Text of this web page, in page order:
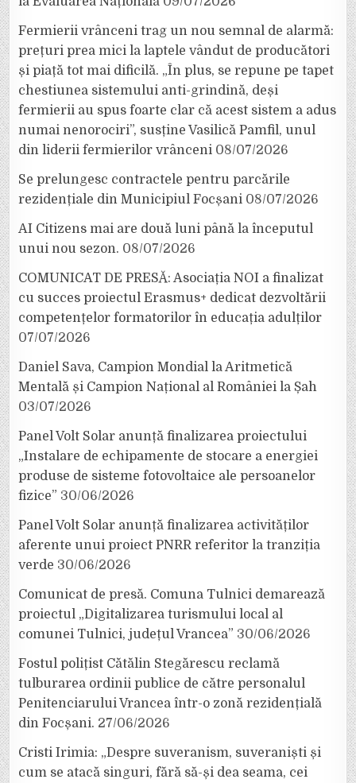
Fermierii vrânceni trag un nou semnal de alarmă:
prețuri prea mici la laptele vândut de producători
și piață tot mai dificilă. „În plus, se repune pe tapet
chestiunea sistemului anti-grindină, deși
fermierii au spus foarte clar că acest sistem a adus
numai nenorociri”, susține Vasilică Pamfil, unul
din liderii fermierilor vrânceni 08/07/2026
Se prelungesc contractele pentru parcările
rezidențiale din Municipiul Focșani 08/07/2026
AI Citizens mai are două luni până la începutul
unui nou sezon. 08/07/2026
COMUNICAT DE PRESĂ: Asociația NOI a finalizat
cu succes proiectul Erasmus+ dedicat dezvoltării
competențelor formatorilor în educația adulților
07/07/2026
Daniel Sava, Campion Mondial la Aritmetică
Mentală și Campion Național al României la Șah
03/07/2026
Panel Volt Solar anunță finalizarea proiectului
„Instalare de echipamente de stocare a energiei
produse de sisteme fotovoltaice ale persoanelor
fizice” 30/06/2026
Panel Volt Solar anunță finalizarea activităților
aferente unui proiect PNRR referitor la tranziția
verde 30/06/2026
Comunicat de presă. Comuna Tulnici demarează
proiectul „Digitalizarea turismului local al
comunei Tulnici, județul Vrancea” 30/06/2026
Fostul polițist Cătălin Stegărescu reclamă
tulburarea ordinii publice de către personalul
Penitenciarului Vrancea într-o zonă rezidențială
din Focșani. 27/06/2026
Cristi Irimia: „Despre suveranism, suveraniști și
cum se atacă singuri, fără să-și dea seama, cei